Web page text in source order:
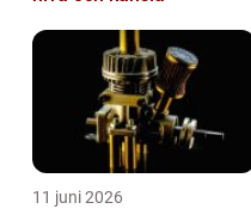
11 juni 2026